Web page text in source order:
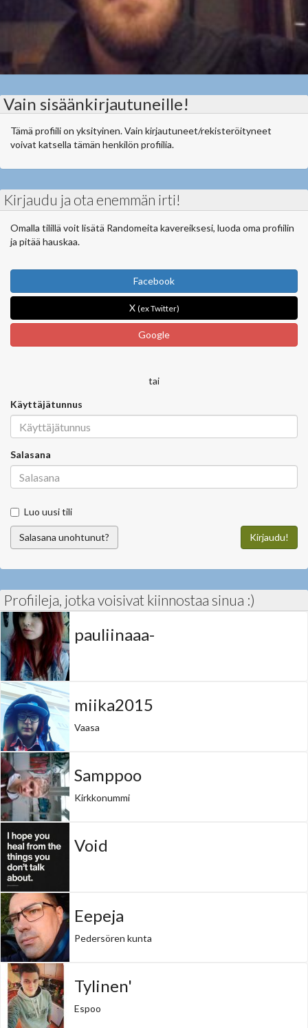
Vain sisäänkirjautuneille!
Tämä profiili on yksityinen. Vain kirjautuneet/rekisteröityneet
voivat katsella tämän henkilön profiilia.
Kirjaudu ja ota enemmän irti!
Omalla tilillä voit lisätä Randomeita kavereiksesi, luoda oma profiilin
ja pitää hauskaa.
Facebook
X (ex Twitter)
Google
tai
Käyttäjätunnus
Salasana
Luo uusi tili
Salasana unohtunut? Kirjaudu!
Profiileja, jotka voisivat kiinnostaa sinua :)
pauliinaaa-
miika2015
Vaasa
Samppoo
Kirkkonummi
Void
Eepeja
Pedersören kunta
Tylinen'
Espoo